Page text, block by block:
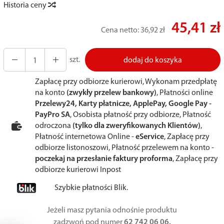
Historia ceny
Cena netto: 36,92 zł 45,41 zł
szt. dodaj do koszyka
Zapłacę przy odbiorze kurierowi, Wykonam przedpłatę
na konto (zwykły przelew bankowy), Płatności online
Przelewy24, Karty płatnicze, ApplePay, Google Pay -
PayPro SA, Osobista płatność przy odbiorze, Płatność
odroczona (tylko dla zweryfikowanych Klientów),
Płatność internetowa Online -eService, Zapłacę przy
odbiorze listonoszowi, Płatność przelewem na konto -
poczekaj na przesłanie faktury proforma, Zapłacę przy
odbiorze kurierowi Inpost
Szybkie płatności Blik.
Jeżeli masz pytania odnośnie produktu